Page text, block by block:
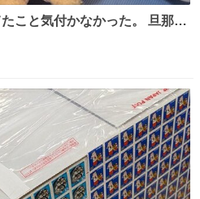
こと気付かなかった。 旦那だ
ら声出せずともSOSが伝わっ
して、泣きじゃくる娘に自分
地味に痛い。 その後、娘は旦